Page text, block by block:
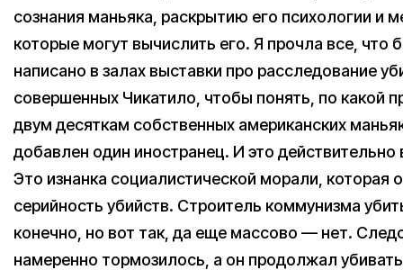
сознания маньяка, раскрытию его психологии и
которые могут вычислить его. Я прочла все, что
написано в залах выставки про расследование
совершенных Чикатило, чтобы понять, по какой
двум десяткам собственных американских
добавлен один иностранец. И это действительно
Это изнанка социалистической морали, которая
серийность убийств. Строитель коммунизма
конечно, но вот так, да еще массово — нет.
намеренно тормозилось, а он продолжал